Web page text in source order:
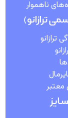
ناهموار
ترازانو)
ترازانو
معتبر
مشخصات فنی ترازانو مدل SL369 سایز